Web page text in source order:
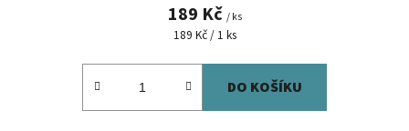
189 Kč / ks
Měrná
189 Kč / 1 ks
DO KOŠÍKU